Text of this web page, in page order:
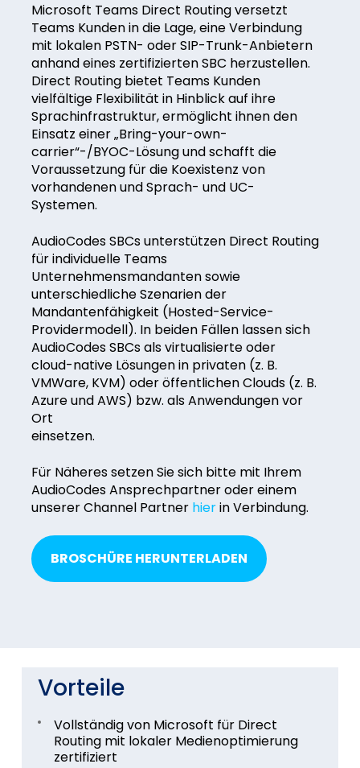
Microsoft Teams Direct Routing versetzt
Teams Kunden in die Lage, eine Verbindung
mit lokalen PSTN- oder SIP-Trunk-Anbietern
anhand eines zertifizierten SBC herzustellen.
Direct Routing bietet Teams Kunden
vielfältige Flexibilität in Hinblick auf ihre
Sprachinfrastruktur, ermöglicht ihnen den
Einsatz einer „Bring-your-own-
carrier“-/BYOC-Lösung und schafft die
Voraussetzung für die Koexistenz von
vorhandenen und Sprach- und UC-
Systemen.
AudioCodes SBCs unterstützen Direct Routing
für individuelle Teams
Unternehmensmandanten sowie
unterschiedliche Szenarien der
Mandantenfähigkeit (Hosted-Service-
Providermodell). In beiden Fällen lassen sich
AudioCodes SBCs als virtualisierte oder
cloud-native Lösungen in privaten (z. B.
VMWare, KVM) oder öffentlichen Clouds (z. B.
Azure und AWS) bzw. als Anwendungen vor
Ort
einsetzen.
Für Näheres setzen Sie sich bitte mit Ihrem
AudioCodes Ansprechpartner oder einem
unserer Channel Partner hierin Verbindung.
BROSCHÜRE HERUNTERLADEN
Vorteile
Vollständig von Microsoft für Direct
Routing mit lokaler Medienoptimierung
zertifiziert